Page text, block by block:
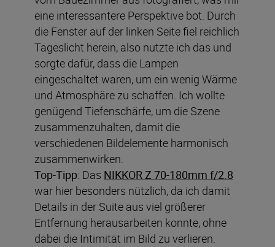
eine interessantere Perspektive bot. Durch
die Fenster auf der linken Seite fiel reichlich
Tageslicht herein, also nutzte ich das und
sorgte dafür, dass die Lampen
eingeschaltet waren, um ein wenig Wärme
und Atmosphäre zu schaffen. Ich wollte
genügend Tiefenschärfe, um die Szene
zusammenzuhalten, damit die
verschiedenen Bildelemente harmonisch
zusammenwirken.
Top-Tipp: Das NIKKOR Z 70-180mm f/2.8
war hier besonders nützlich, da ich damit
Details in der Suite aus viel größerer
Entfernung herausarbeiten konnte, ohne
dabei die Intimität im Bild zu verlieren.